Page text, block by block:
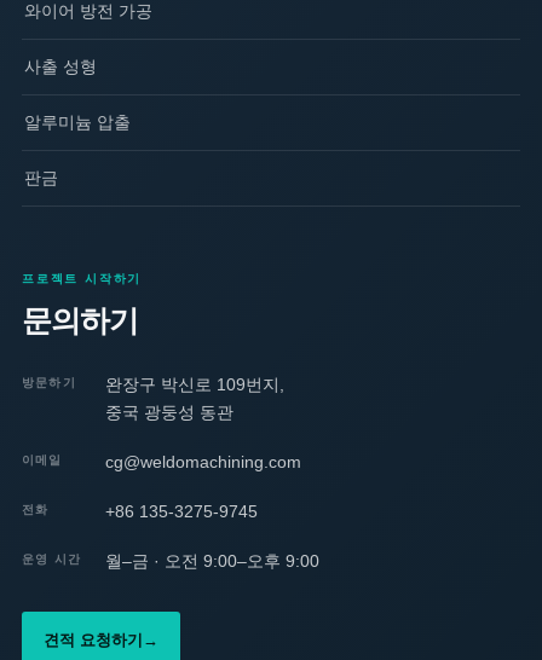
와이어 방전 가공
사출 성형
알루미늄 압출
판금
프로젝트 시작하기
문의하기
방문하기
완장구 박신로 109번지,
중국 광둥성 동관
이메일 cg@weldomachining.com
전화 +86 135-3275-9745
운영 시간 월–금 · 오전 9:00–오후 9:00
견적 요청하기 →